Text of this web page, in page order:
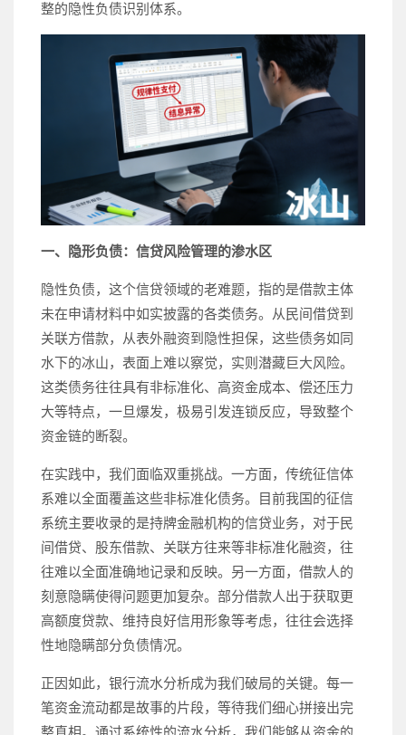
整的隐性负债识别体系。
一、隐形负债：信贷风险管理的渗水区
隐性负债，这个信贷领域的老难题，指的是借款主体
未在申请材料中如实披露的各类债务。从民间借贷到
关联方借款，从表外融资到隐性担保，这些债务如同
水下的冰山，表面上难以察觉，实则潜藏巨大风险。
这类债务往往具有非标准化、高资金成本、偿还压力
大等特点，一旦爆发，极易引发连锁反应，导致整个
资金链的断裂。
在实践中，我们面临双重挑战。一方面，传统征信体
系难以全面覆盖这些非标准化债务。目前我国的征信
系统主要收录的是持牌金融机构的信贷业务，对于民
间借贷、股东借款、关联方往来等非标准化融资，往
往难以全面准确地记录和反映。另一方面，借款人的
刻意隐瞒使得问题更加复杂。部分借款人出于获取更
高额度贷款、维持良好信用形象等考虑，往往会选择
性地隐瞒部分负债情况。
正因如此，银行流水分析成为我们破局的关键。每一
笔资金流动都是故事的片段，等待我们细心拼接出完
整真相。通过系统性的流水分析，我们能够从资金的